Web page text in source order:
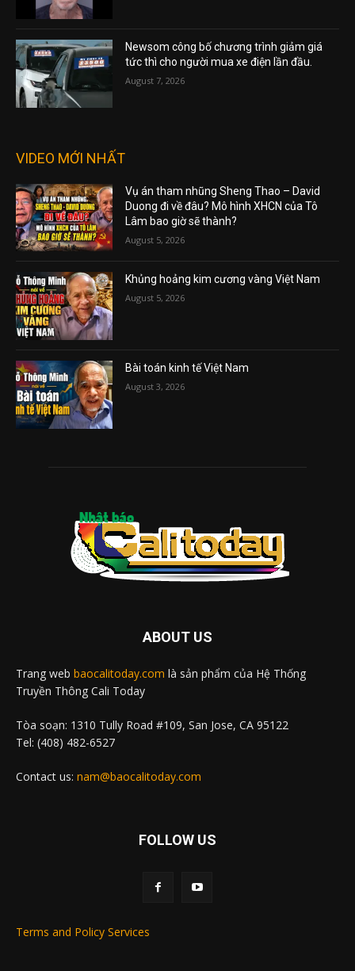
Newsom công bố chương trình giảm giá
tức thì cho người mua xe điện lần đầu.
August 7, 2026
VIDEO MỚI NHẤT
Vụ án tham nhũng Sheng Thao – David
Duong đi về đâu? Mô hình XHCN của Tô
Lâm bao giờ sẽ thành?
August 5, 2026
Khủng hoảng kim cương vàng Việt Nam
August 5, 2026
Bài toán kinh tế Việt Nam
August 3, 2026
ABOUT US
Trang web baocalitoday.com là sản phẩm của Hệ Thống
Truyền Thông Cali Today
Tòa soạn: 1310 Tully Road #109, San Jose, CA 95122
Tel: (408) 482-6527
Contact us: nam@baocalitoday.com
FOLLOW US
Terms and Policy Services